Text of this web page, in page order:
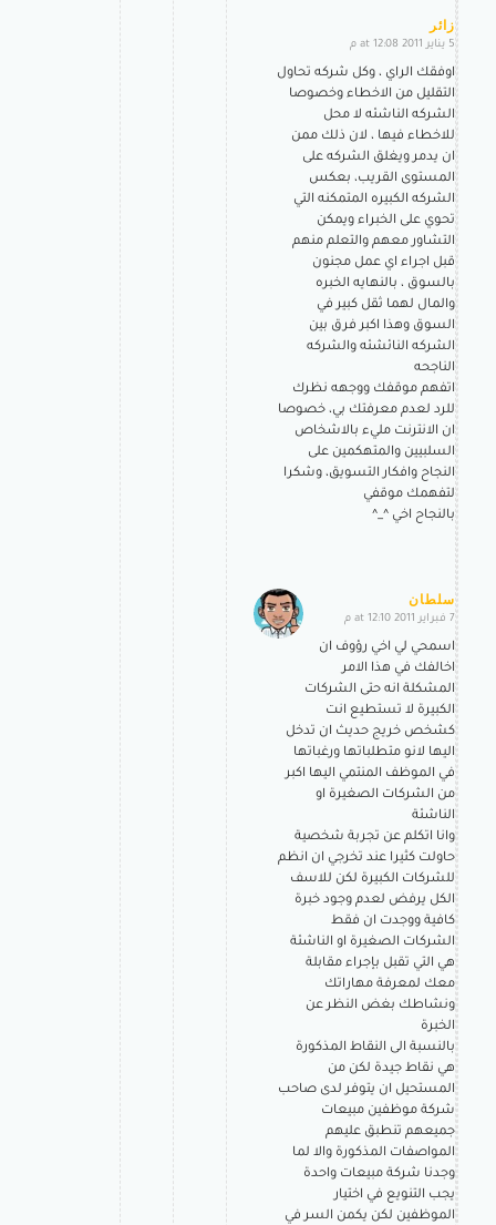
زائر
says:
5 يناير 2011 at 12:08 م
اوفقك الراي ، وكل شركه تحاول
التقليل من الاخطاء وخصوصا
الشركه الناشئه لا محل
للاخطاء فيها ، لان ذلك ممن
ان يدمر ويغلق الشركه على
المستوى القريب، بعكس
الشركه الكبيره المتمكنه التي
تحوي على الخبراء ويمكن
التشاور معهم والتعلم منهم
قبل اجراء اي عمل مجنون
بالسوق ، بالنهايه الخبره
والمال لهما ثقل كبير في
السوق وهذا اكبر فرق بين
الشركه النائشئه والشركه
الناجحه
اتفهم موقفك ووجهه نظرك
للرد لعدم معرفتك بي، خصوصا
ان الانترنت مليء بالاشخاص
السلبيين والمتهكمين على
النجاح وافكار التسويق، وشكرا
لتفهمك موقفي
بالنجاح اخي ^_^
سلطان
says:
7 فبراير 2011 at 12:10 م
اسمحي لي اخي رؤوف ان
اخالفك في هذا الامر
المشكلة انه حتى الشركات
الكبيرة لا تستطيع انت
كشخص خريج حديث ان تدخل
اليها لانو متطلباتها ورغباتها
في الموظف المنتمي اليها اكبر
من الشركات الصغيرة او
الناشئة
وانا اتكلم عن تجربة شخصية
حاولت كثيرا عند تخرجي ان انظم
للشركات الكبيرة لكن للاسف
الكل يرفض لعدم وجود خبرة
كافية ووجدت ان فقط
الشركات الصغيرة او الناشئة
هي التي تقبل بإجراء مقابلة
معك لمعرفة مهاراتك
ونشاطك بغض النظر عن
الخبرة
بالنسبة الى النقاط المذكورة
هي نقاط جيدة لكن من
المستحيل ان يتوفر لدى صاحب
شركة موظفين مبيعات
جميعهم تنطبق عليهم
المواصفات المذكورة والا لما
وجدنا شركة مبيعات واحدة
يجب التنويع في اختيار
الموظفين لكن يكمن السر في